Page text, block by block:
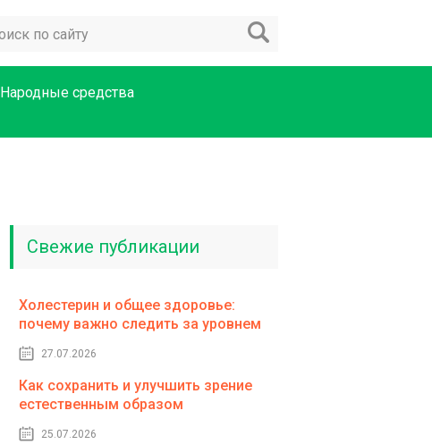
Народные средства
Свежие публикации
Холестерин и общее здоровье:
почему важно следить за уровнем
27.07.2026
Как сохранить и улучшить зрение
естественным образом
25.07.2026